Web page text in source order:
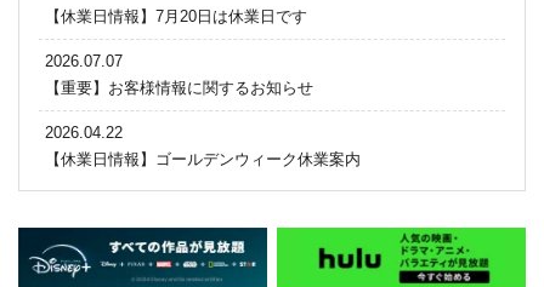
【休業日情報】7月20日は休業日です
2026.07.07
【重要】お客様情報に関するお知らせ
2026.04.22
【休業日情報】ゴールデンウィーク休業案内